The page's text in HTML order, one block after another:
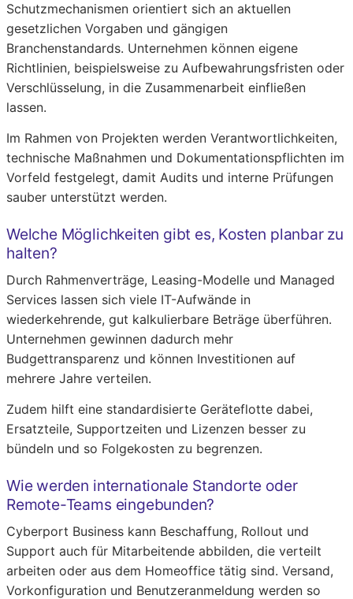
Schutzmechanismen orientiert sich an aktuellen
gesetzlichen Vorgaben und gängigen
Branchenstandards. Unternehmen können eigene
Richtlinien, beispielsweise zu Aufbewahrungsfristen oder
Verschlüsselung, in die Zusammenarbeit einfließen
lassen.
Im Rahmen von Projekten werden Verantwortlichkeiten,
technische Maßnahmen und Dokumentationspflichten im
Vorfeld festgelegt, damit Audits und interne Prüfungen
sauber unterstützt werden.
Welche Möglichkeiten gibt es, Kosten planbar zu
halten?
Durch Rahmenverträge, Leasing-Modelle und Managed
Services lassen sich viele IT-Aufwände in
wiederkehrende, gut kalkulierbare Beträge überführen.
Unternehmen gewinnen dadurch mehr
Budgettransparenz und können Investitionen auf
mehrere Jahre verteilen.
Zudem hilft eine standardisierte Geräteflotte dabei,
Ersatzteile, Supportzeiten und Lizenzen besser zu
bündeln und so Folgekosten zu begrenzen.
Wie werden internationale Standorte oder
Remote-Teams eingebunden?
Cyberport Business kann Beschaffung, Rollout und
Support auch für Mitarbeitende abbilden, die verteilt
arbeiten oder aus dem Homeoffice tätig sind. Versand,
Vorkonfiguration und Benutzeranmeldung werden so